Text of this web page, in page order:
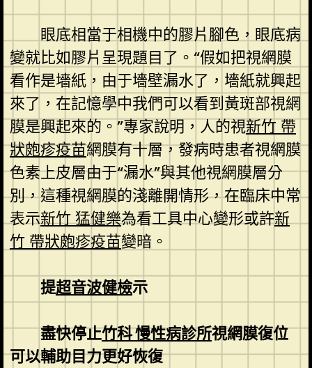
眼底相當于相機中的膠片腳色，眼底病
變就比如膠片呈現題目了。“假如把視網膜
看作是墻紙，由于墻壁漏水了，墻紙就興起
來了，在記憶學中我們可以看到黃斑部視網
膜是興起來的。”專家說明，人的視新竹 帶
狀皰疹疫苗網膜有十層，發病時患者視網膜
色素上皮層由于“漏水”與其他視網膜層分
別，這種視網膜的淺離開情形，在臨床中常
表示新竹 猛健樂為看工具中心變形或許新
竹 帶狀皰疹疫苗變暗。
提超音波健檢示
盡快停止竹科 慢性病診所視網膜復位
可以輔助目力更好恢復